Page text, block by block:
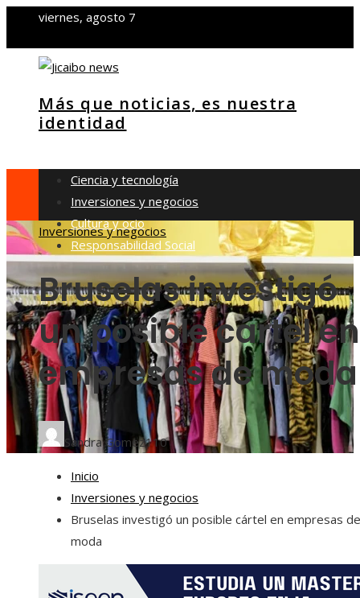
viernes, agosto 7
Más que noticias, es nuestra
identidad
Ciencia y tecnología
Inversiones y negocios
Cultura y ocio
Responsabilidad Social
Inversiones y negocios
Bruselas investigó
un posible cártel en
empresas de moda
Sandra Gomez110
Inicio
Inversiones y negocios
Bruselas investigó un posible cártel en empresas de
moda